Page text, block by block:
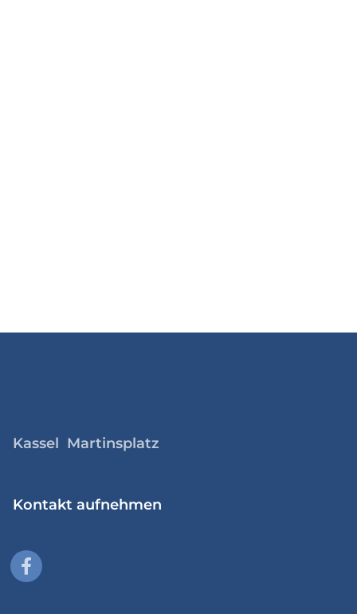
Kassel Martinsplatz
Kontakt aufnehmen